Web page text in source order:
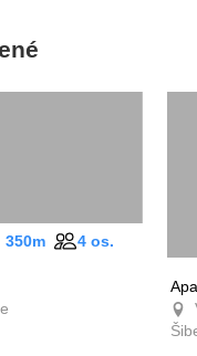
350m 4 os.